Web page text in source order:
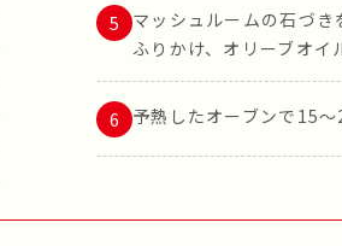
マッシュルームの石づ
ふりかけ、オリーブオイ
予熱したオーブンで15～